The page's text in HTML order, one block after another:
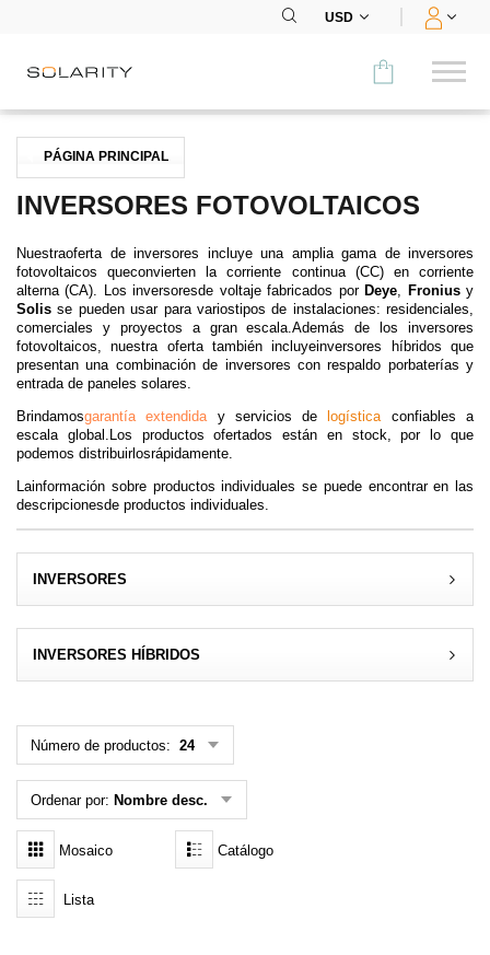
USD
Comparar
CATEGORÍA
Inversores
Baterías
Accesorios
MENÚ
MENÚ DE USUARIO
Olvidé mi contraseña
PÁGINA PRINCIPAL
INVERSORES FOTOVOLTAICOS
Nuestraoferta de inversores incluye una amplia gama de inversores
fotovoltaicos queconvierten la corriente continua (CC) en corriente
alterna (CA). Los inversoresde voltaje fabricados por Deye, Froniusy
Solis se pueden usar para variostipos de instalaciones: residenciales,
comerciales y proyectos a gran escala.Además de los inversores
fotovoltaicos, nuestra oferta también incluyeinversores híbridos que
presentan una combinación de inversores con respaldo porbaterías y
entrada de paneles solares.
Brindamosgarantía extendida y servicios de logísticaconfiables a
escala global.Los productos ofertados están en stock, por lo que
podemos distribuirlosrápidamente.
Lainformación sobre productos individuales se puede encontrar en las
descripcionesde productos individuales.
INVERSORES
INVERSORES HÍBRIDOS
Número de productos: 24
Ordenar por: Nombre desc.
Mosaico Catálogo
Lista